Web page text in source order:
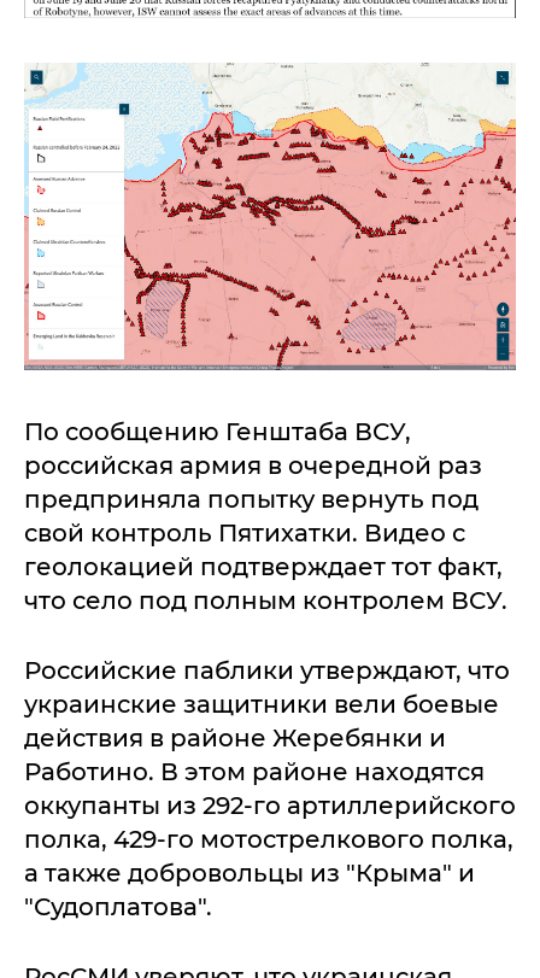
По сообщению Генштаба ВСУ,
российская армия в очередной раз
предприняла попытку вернуть под
свой контроль Пятихатки. Видео с
геолокацией подтверждает тот факт,
что село под полным контролем ВСУ.
Российские паблики утверждают, что
украинские защитники вели боевые
действия в районе Жеребянки и
Работино. В этом районе находятся
оккупанты из 292-го артиллерийского
полка, 429-го мотострелкового полка,
а также добровольцы из "Крыма" и
"Судоплатова".